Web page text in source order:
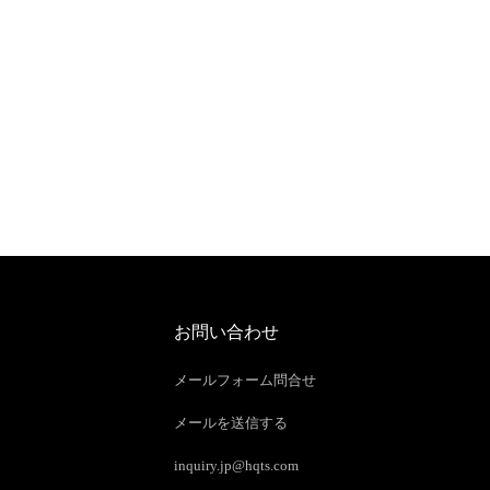
お問い合わせ
メールフォーム問合せ
メールを送信する
inquiry.jp@hqts.com